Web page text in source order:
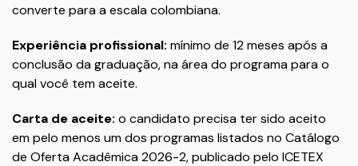
converte para a escala colombiana.
Experiência profissional: mínimo de 12 meses após a
conclusão da graduação, na área do programa para o
qual você tem aceite.
Carta de aceite: o candidato precisa ter sido aceito
em pelo menos um dos programas listados no Catálogo
de Oferta Acadêmica 2026-2, publicado pelo ICETEX